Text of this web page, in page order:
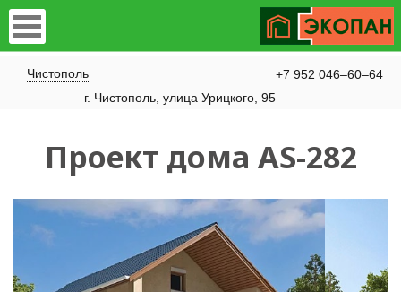
Чистополь
+7 952 046–60–64
​г. Чистополь, улица Урицкого, 95
Проект дома AS-282